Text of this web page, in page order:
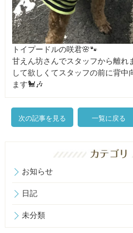
トイプードルの咲君🌸🐾
甘えん坊さんでスタッフから離れ
して欲しくてスタッフの前に背中
ます🐩🎶
次の記事を見る 一覧に戻る
お知らせ
日記
未分類